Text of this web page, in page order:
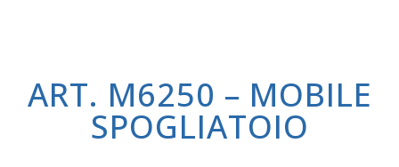
ART. M6250 – MOBILE
SPOGLIATOIO